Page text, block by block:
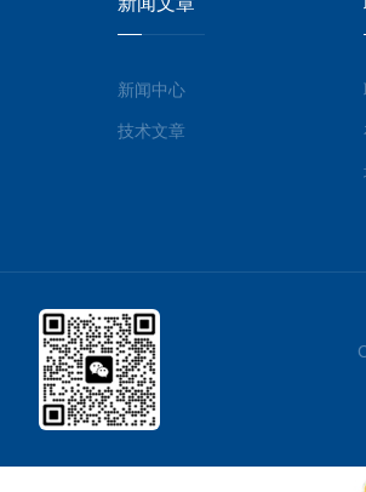
新闻中心
技术文章